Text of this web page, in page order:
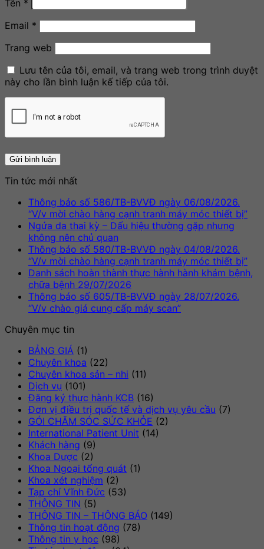
Tên *
Email *
Trang web
Lưu tên của tôi, email, và trang web trong trình duyệt
này cho lần bình luận kế tiếp của tôi.
Tin tức mới nhất
Thông báo số 586/TB-BVVĐ ngày 06/08/2026.
“V/v mời chào hàng cạnh tranh máy móc thiết bị”
ở
Ngứa da thai kỳ – Dấu hiệu thường gặp nhưng
không nên chủ quan
có
bình
luận
ở
Ngứa
da
thường
nhưng
không
nên
chủ
Thông báo số 580/TB-BVVĐ ngày 04/08/2026.
“V/v mời chào hàng cạnh tranh máy móc thiết bị”
có
Danh sách hoàn thành thực hành hành khám bệnh,
chữa bệnh 29/07/2026
có
bình
thành
hành
hành
khám
bệnh,
29/07/2026
Thông báo số 605/TB-BVVĐ ngày 28/07/2026.
“V/v chào giá cung cấp máy scan”Không
BVVĐ
Chuyên mục tin
BẢNG GIÁ (1)
Chuyên khoa (22)
Chuyên khoa sản – nhi (11)
Dịch vụ (101)
Đăng ký thực hành KCB (16)
Đơn vị điều trị quốc tế và dịch vụ yêu cầu (7)
GÓI CHĂM SÓC SỨC KHỎE (2)
International Patient Unit (14)
Khách hàng (9)
Khoa Dược (2)
Khoa Ngoại tổng quát (1)
Khoa xét nghiệm (2)
Tạp chí Vĩnh Đức (53)
THÔNG TIN (5)
THÔNG TIN – THÔNG BÁO (149)
Thông tin hoạt động (78)
Thông tin y học (98)